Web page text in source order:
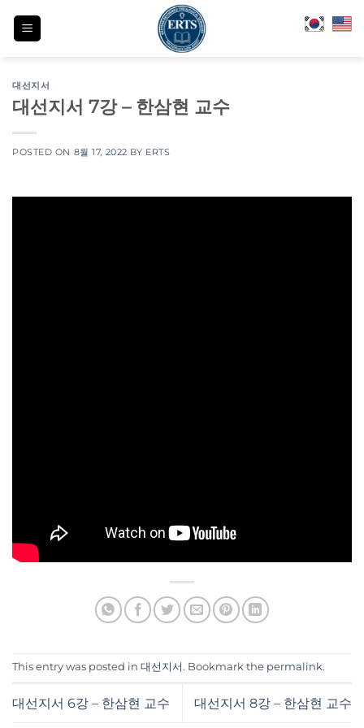
대선지서
대선지서 7강 – 한삼현 교수
POSTED ON 8월 17, 2022 BY ERTS
This entry was posted in 대선지서. Bookmark the permalink.
대선지서 6강 – 한삼현 교수 대선지서 8강 – 한삼현 교수